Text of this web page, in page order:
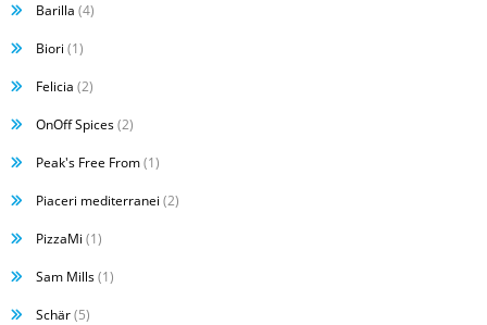
Barilla (4)
Biori (1)
Felicia (2)
OnOff Spices(2)
Peak's Free From(1)
Piaceri mediterranei (2)
PizzaMi (1)
Sam Mills(1)
Schär(5)